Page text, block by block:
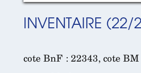
INVENTAIRE (22/
cote BnF : 22343, cote